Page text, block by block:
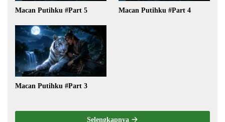
Macan Putihku #Part 5 Macan Putihku #Part 4
Macan Putihku #Part 3
Selengkapnya